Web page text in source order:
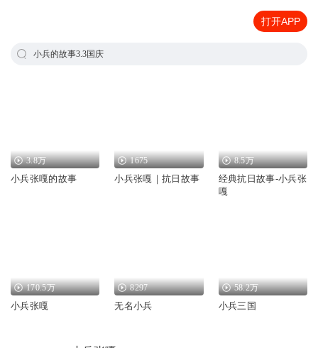
打开APP
小兵的故事3.3国庆
3.8万
小兵张嘎的故事
1675
小兵张嘎｜抗日故事
8.5万
经典抗日故事-小兵张
嘎
170.5万
小兵张嘎
8297
无名小兵
58.2万
小兵三国